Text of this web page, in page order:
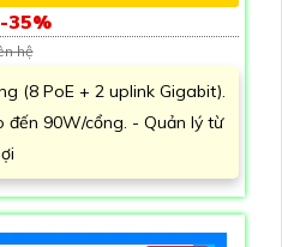
35%
hệ
(8 PoE + 2 uplink Gigabit).
đến 90W/cổng. - Quản lý từ